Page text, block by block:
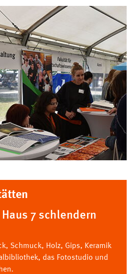
7 schlendern
Schmuck, Holz, Gips, Keramik
das Fotostudio und